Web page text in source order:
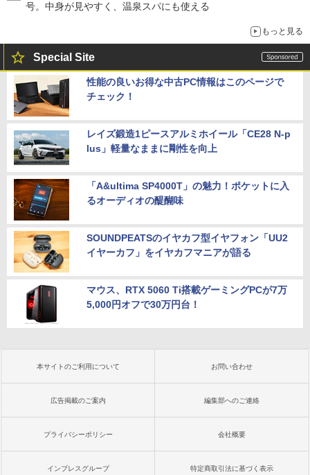
号。中身が見やすく、温泉スパにも使える
もっと見る
Special Site
性能の良いお得な中古PC情報はこのページで
チェック！
レイズ鍛造1ピースアルミホイール「CE28 N-p
lus」軽量なままに剛性を向上
「A&ultima SP4000T」の魅力！ポケットに入
るオーディオの醍醐味
SOUNDPEATSのイヤカフ型イヤフォン「UU2
イヤーカフ」をイヤカフマニアが語る
マウス、RTX 5060 Ti搭載ゲーミングPCが7万
5,000円オフで30万円台！
本サイトのご利用について お問い合わせ
広告掲載のご案内 編集部へのご連絡
プライバシーポリシー 会社概要
インプレスグループ 特定商取引法に基づく表示